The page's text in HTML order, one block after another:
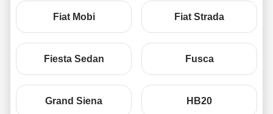
Fiat Mobi Fiat Strada
Fiesta Sedan Fusca
Grand Siena HB20